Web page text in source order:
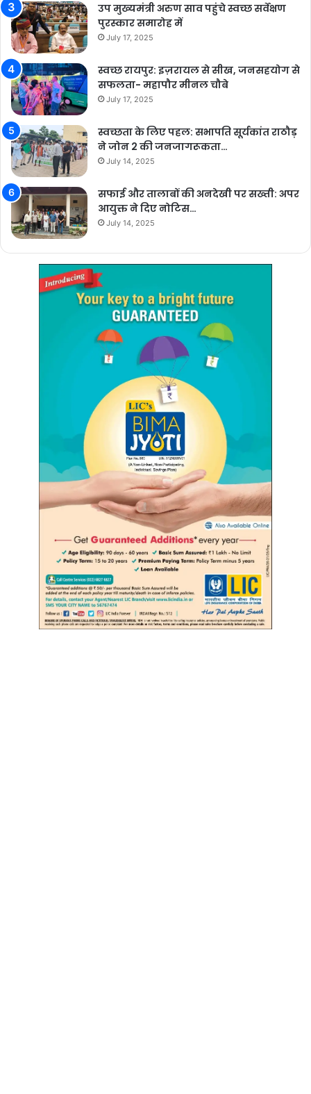
उप मुख्यमंत्री अरुण साव पहुंचे स्वच्छ सर्वेक्षण
पुरस्कार समारोह में
July 17, 2025
स्वच्छ रायपुर: इज़रायल से सीख, जनसहयोग से
सफलता- महापौर मीनल चौबे
July 17, 2025
स्वच्छता के लिए पहल: सभापति सूर्यकांत राठौड़
ने जोन 2 की जनजागरूकता…
July 14, 2025
सफाई और तालाबों की अनदेखी पर सख्ती: अपर
आयुक्त ने दिए नोटिस…
July 14, 2025